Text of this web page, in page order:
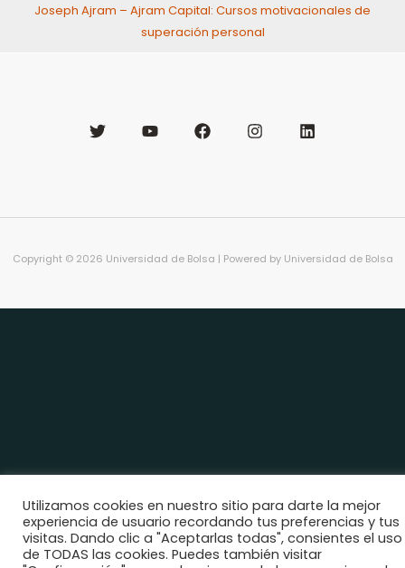
Joseph Ajram – Ajram Capital: Cursos motivacionales de
superación personal
Copyright © 2026 Universidad de Bolsa | Powered by Universidad de Bolsa
Utilizamos cookies en nuestro sitio para darte la mejor
experiencia de usuario recordando tus preferencias y tus
visitas. Dando clic a "Aceptarlas todas", consientes el uso
de TODAS las cookies. Puedes también visitar